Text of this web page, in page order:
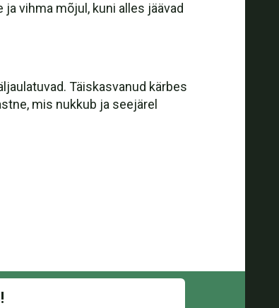
vihma mõjul, kuni alles jäävad
Täiskasvanud kärbes
mis nukkub ja seejärel